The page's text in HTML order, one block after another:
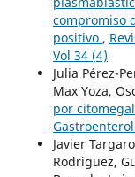
compromiso
positivo ,
Vol 34 (4)
Julia Pérez-
Max Yoza,
por
Javier
Rodriguez,